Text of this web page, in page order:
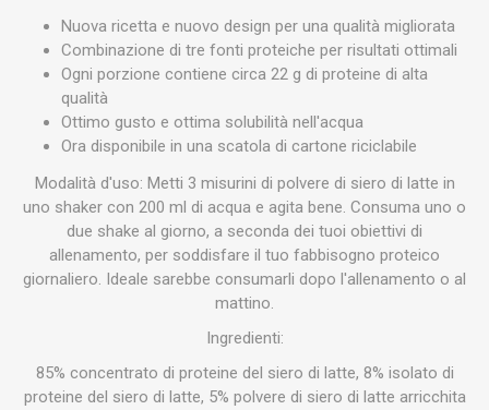
Nuova ricetta e nuovo design per una qualità migliorata
Combinazione di tre fonti proteiche per risultati ottimali
Ogni porzione contiene circa 22 g di proteine di alta
qualità
Ottimo gusto e ottima solubilità nell'acqua
Ora disponibile in una scatola di cartone riciclabile
Modalità d'uso: Metti 3 misurini di polvere di siero di latte in
uno shaker con 200 ml di acqua e agita bene. Consuma uno o
due shake al giorno, a seconda dei tuoi obiettivi di
allenamento, per soddisfare il tuo fabbisogno proteico
giornaliero. Ideale sarebbe consumarli dopo l'allenamento o al
mattino.
Ingredienti:
85% concentrato di proteine del siero di latte, 8% isolato di
proteine del siero di latte, 5% polvere di siero di latte arricchita